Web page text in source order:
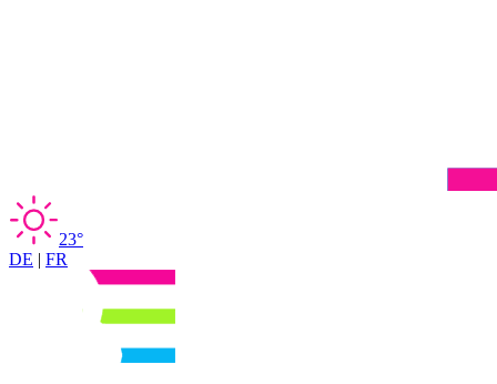
23°
DE | FR